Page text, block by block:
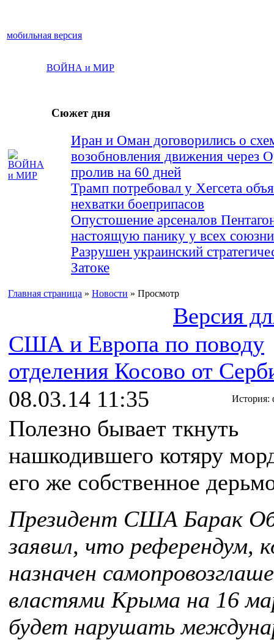
мобильная версия
ВОЙНА и МИР
Сюжет дня
Иран и Оман договорились о
возобновления движения через
пролив на 60 дней
Трамп потребовал у Хегсета
нехватки боеприпасов
Опустошение арсеналов
настоящую панику у всех
Разрушен украинский
Затоке
Главная страница » Новости » Просмотр
Версия
США и Европа по поводу
отделения Косово от
08.03.14 11:35
История:
Полезно бывает ткнуть
нашкодившего котяру
его же собственное
Президент США Барак
заявил, что референдум,
назначен
властями Крыма на 16
будет нарушать